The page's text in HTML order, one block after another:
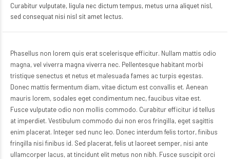
Curabitur vulputate, ligula nec dictum tempus, metus urna aliquet nisl,
sed consequat nisi nisl sit amet lectus.
Phasellus non lorem quis erat scelerisque efficitur. Nullam mattis odio
magna, vel viverra magna viverra nec. Pellentesque habitant morbi
tristique senectus et netus et malesuada fames ac turpis egestas.
Donec mattis fermentum diam, vitae dictum est convallis et. Aenean
mauris lorem, sodales eget condimentum nec, faucibus vitae est.
Fusce vulputate odio non mollis commodo. Curabitur efficitur id tellus
at imperdiet. Vestibulum commodo dui non eros fringilla, eget sagittis
enim placerat. Integer sed nunc leo. Donec interdum felis tortor, finibus
fringilla nisi finibus id. Sed placerat, felis ut laoreet semper, nisi ante
ullamcorper lacus, at tincidunt elit metus non nibh. Fusce suscipit orci